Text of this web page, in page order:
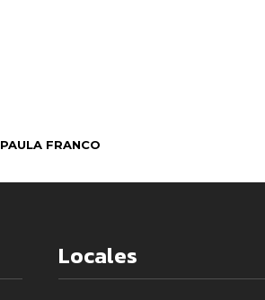
PAULA FRANCO
Locales